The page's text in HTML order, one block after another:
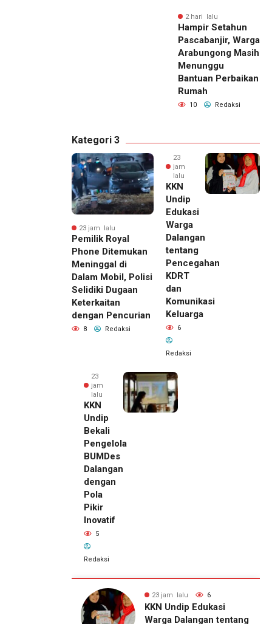
2 hari lalu
Hampir Setahun
Pascabanjir, Warga
Arabungong Masih
Menunggu
Bantuan Perbaikan
Rumah
10 Redaksi
Kategori 3
23 jam lalu
Pemilik Royal
Phone Ditemukan
Meninggal di
Dalam Mobil, Polisi
Selidiki Dugaan
Keterkaitan
dengan Pencurian
8 Redaksi
23
jam
lalu
KKN
Undip
Edukasi
Warga
Dalangan
tentang
Pencegahan
KDRT
dan
Komunikasi
Keluarga
6
Redaksi
23
jam
lalu
KKN
Undip
Bekali
Pengelola
BUMDes
Dalangan
dengan
Pola
Pikir
Inovatif
5
Redaksi
23 jam lalu 5
KKN Undip Bekali
Pengelola BUMDes
23 jam lalu
Pemilik